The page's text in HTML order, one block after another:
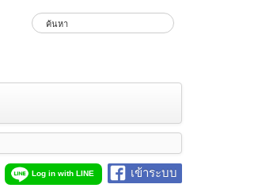
เข้าระบบ
Log in with LINE